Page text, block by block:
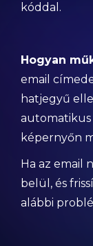
kóddal.
Hogyan
email
hatjegyű
automatikus
képernyőn
Ha az email
belül, és
alábbi